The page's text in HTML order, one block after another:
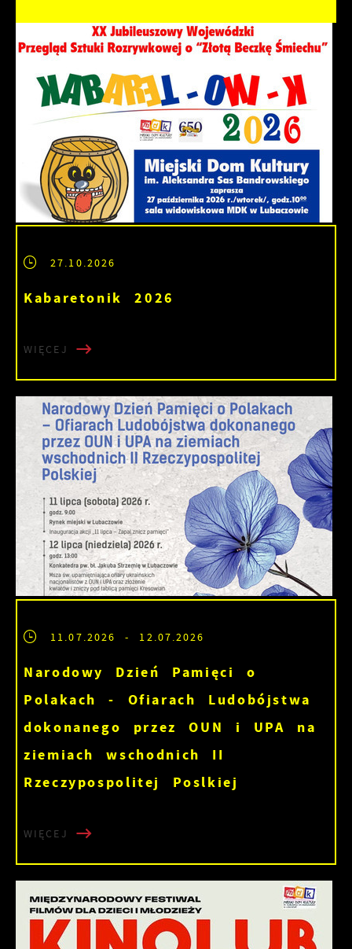
27.10.2026
Kabaretonik 2026
WIĘCEJ
11.07.2026 - 12.07.2026
Narodowy Dzień Pamięci o
Polakach - Ofiarach Ludobójstwa
dokonanego przez OUN i UPA na
ziemiach wschodnich II
Rzeczypospolitej Poslkiej
WIĘCEJ